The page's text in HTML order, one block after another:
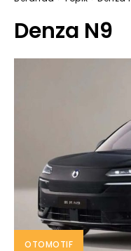
Denza N9
OTOMOTIF